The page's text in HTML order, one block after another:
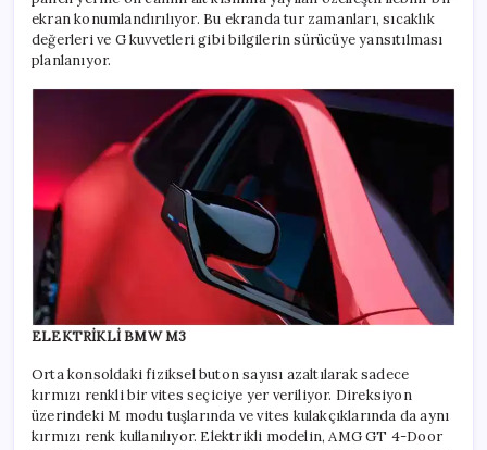
ekran konumlandırılıyor. Bu ekranda tur zamanları, sıcaklık
değerleri ve G kuvvetleri gibi bilgilerin sürücüye yansıtılması
planlanıyor.
ELEKTRİKLİ BMW M3
Orta konsoldaki fiziksel buton sayısı azaltılarak sadece
kırmızı renkli bir vites seçiciye yer veriliyor. Direksiyon
üzerindeki M modu tuşlarında ve vites kulakçıklarında da aynı
kırmızı renk kullanılıyor. Elektrikli modelin, AMG GT 4-Door